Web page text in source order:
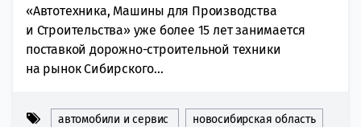
«Автотехника, Машины для Производства
и Строительства» уже более 15 лет занимается
поставкой дорожно-строительной техники
на рынок Сибирского...
автомобили и сервис новосибирская область